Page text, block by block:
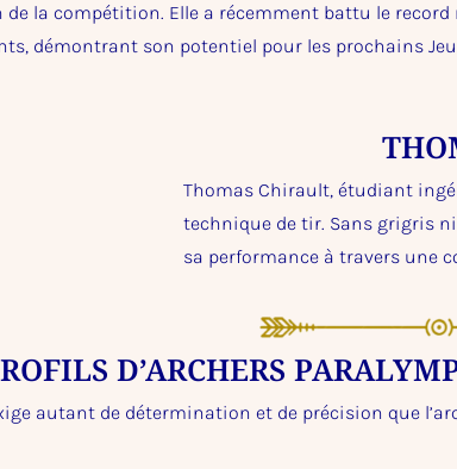
la compétition. Elle a récemment battu le
démontrant son potentiel pour les prochains
Thomas Chirault, étudiant
technique de tir. Sans grigris
sa performance à travers une
D’ARCHERS
autant de détermination et de précision que